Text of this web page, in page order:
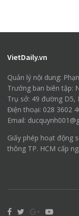
VietDaily.vn
Quản lý nội dung:
Trưởng ban biên tập:
Trụ sở: 49 đường D5,
Điện thoại: 028 3602
Email:
Giấy phép hoạt động
thông TP. HCM cấp